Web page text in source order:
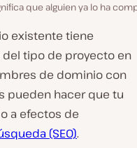
que alguien ya lo ha
existente tiene
del tipo de proyecto en
de dominio con
pueden hacer que tu
a efectos de
(SEO).